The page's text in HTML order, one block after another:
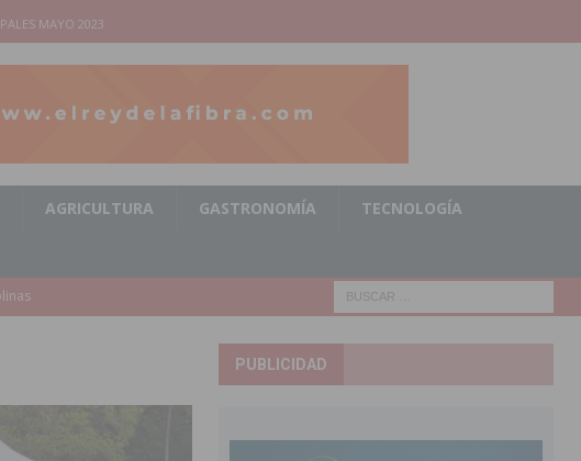
MAYO 2023
AGRICULTURA GASTRONOMÍA TECNOLOGÍA
la
PUBLICIDAD